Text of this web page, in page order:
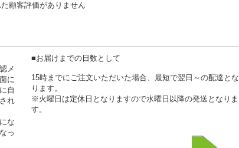
顧客評価がありません
メ
に
自
れ
な
っ
■お届けまでの日数として
15時までにご注文いただいた場合、最短で翌日～の配達とな
ります。
※火曜日は定休日となりますので水曜日以降の発送となりま
す。